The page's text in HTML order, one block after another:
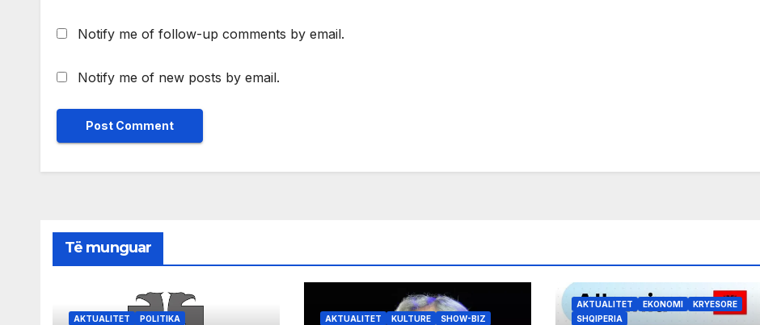
Notify me of follow-up comments by email.
Notify me of new posts by email.
Të munguar
AKTUALITET POLITIKA AKTUALITET KULTURE SHOW-BIZ
AKTUALITET EKONOMI
KRYESORE
SHQIPERIA